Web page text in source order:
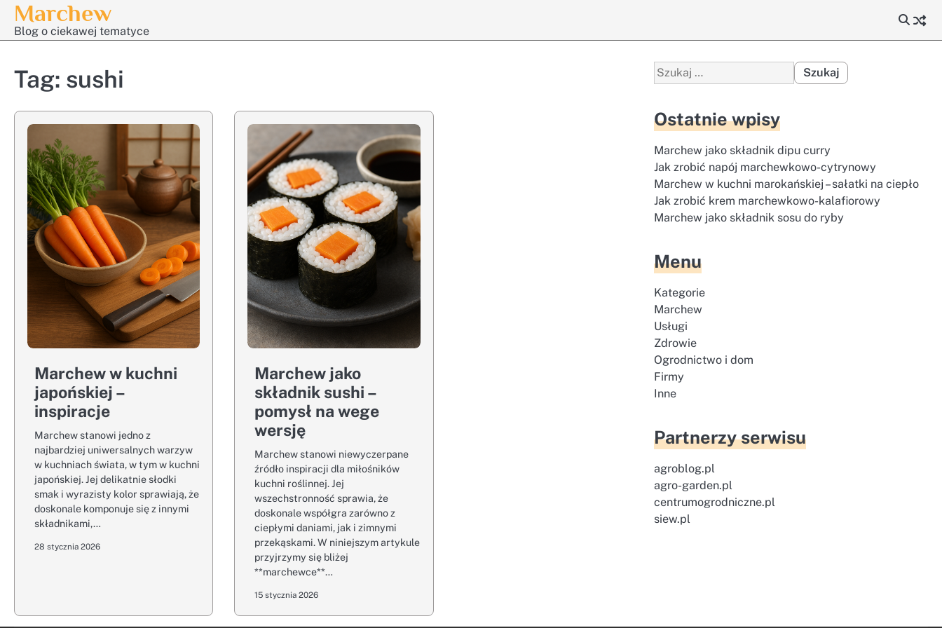
Skip
content
Marchew
Blog o ciekawej tematyce
Tag: sushi
Marchew w kuchni
japońskiej –
inspiracje
Marchew stanowi jedno z
najbardziej uniwersalnych warzyw
w kuchniach świata, w tym w kuchni
japońskiej. Jej delikatnie słodki
smak i wyrazisty kolor sprawiają, że
doskonale komponuje się z innymi
składnikami,…
28 stycznia 2026
Marchew jako
składnik sushi –
pomysł na wege
wersję
Marchew stanowi niewyczerpane
źródło inspiracji dla miłośników
kuchni roślinnej. Jej
wszechstronność sprawia, że
doskonale współgra zarówno z
ciepłymi daniami, jak i zimnymi
przekąskami. W niniejszym artykule
przyjrzymy się bliżej
**marchewce**…
15 stycznia 2026
Szukaj:
Ostatnie wpisy
Marchew jako składnik dipu curry
Jak zrobić napój marchewkowo-cytrynowy
Marchew w kuchni marokańskiej – sałatki na ciepło
Jak zrobić krem marchewkowo-kalafiorowy
Marchew jako składnik sosu do ryby
Menu
Kategorie
Marchew
Usługi
Zdrowie
Ogrodnictwo i dom
Firmy
Inne
Partnerzy serwisu
agroblog.pl
agro-garden.pl
centrumogrodniczne.pl
siew.pl